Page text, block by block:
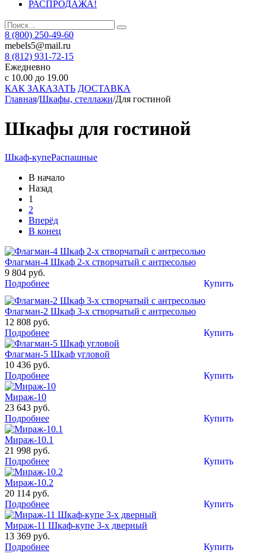
РАСПРОДАЖА!
8 (800) 250-49-60
mebels5@mail.ru
8 (812) 931-72-15
Ежедневно
с 10.00 до 19.00
КАК ЗАКАЗАТЬ ДОСТАВКА
Главная/Шкафы, стеллажи/Для гостиной
Шкафы для гостиной
Шкаф-купеРаспашные
В начало
Назад
1
2
Вперёд
В конец
Флагман-4 Шкаф 2-х створчатый с антресолью
9 804 руб.
Купить
Подробнее
Флагман-2 Шкаф 3-х створчатый с антресолью
12 808 руб.
Купить
Подробнее
Флагман-5 Шкаф угловой
10 436 руб.
Купить
Подробнее
Мираж-10
23 643 руб.
Купить
Подробнее
Мираж-10.1
21 998 руб.
Купить
Подробнее
Мираж-10.2
20 114 руб.
Купить
Подробнее
Мираж-11 Шкаф-купе 3-х дверный
13 369 руб.
Купить
Подробнее